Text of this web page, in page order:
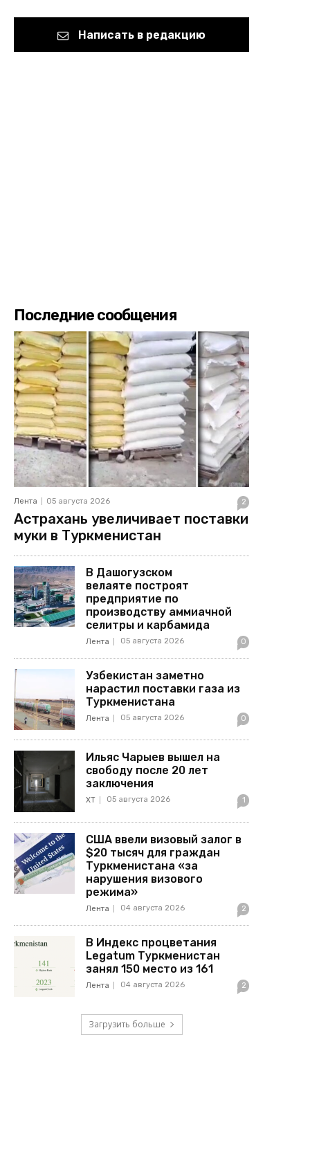
Написать в редакцию
Последние сообщения
Лента 05 августа 2026 2
Астрахань увеличивает поставки
муки в Туркменистан
В Дашогузском
велаяте построят
предприятие по
производству аммиачной
селитры и карбамида
Лента 05 августа 2026 0
Узбекистан заметно
нарастил поставки газа из
Туркменистана
Лента 05 августа 2026 0
Ильяс Чарыев вышел на
свободу после 20 лет
заключения
ХТ 05 августа 2026 1
США ввели визовый залог в
$20 тысяч для граждан
Туркменистана «за
нарушения визового
режима»
Лента 04 августа 2026 2
В Индекс процветания
Legatum Туркменистан
занял 150 место из 161
Лента 04 августа 2026 2
Загрузить больше